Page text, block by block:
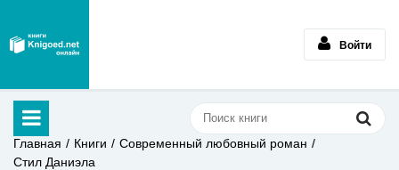
Войти
Главная Книги
Современный любовный роман
Стил Даниэла